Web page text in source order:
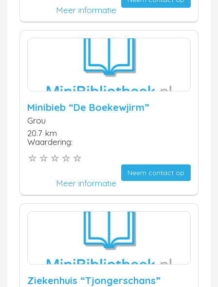
Meer informatie
Minibieb “De Boekewjirm”
Grou
20.7 km
Waardering:
Neem contact op
Meer informatie
Ziekenhuis “Tjongerschans”